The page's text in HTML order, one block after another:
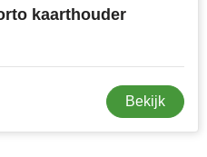
kaarthouder
Bekijk